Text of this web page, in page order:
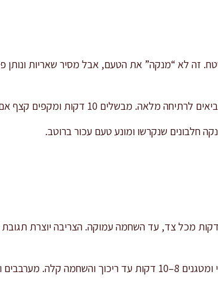
זה לא “מנקה” את הטעם, אבל מסיר שאריות ונותן
חלבונים שנקרשו ומונע טעם עכור ברוטב.
מייבשים את הלשון היטב עם נייר סופג ומניחים בסיר. צורבים 3–4 דקות מכל צד, עד השחמה עמוקה. הצריבה
מוציאים את הלשון לצלחת. מוסיפים לסיר את הבצל, הגזר והסלרי ומטגנים 8–10 דקות עד ריכוך